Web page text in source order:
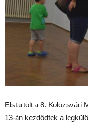
Elstartolt a 8. Kolozsvári
13-án kezdődtek a